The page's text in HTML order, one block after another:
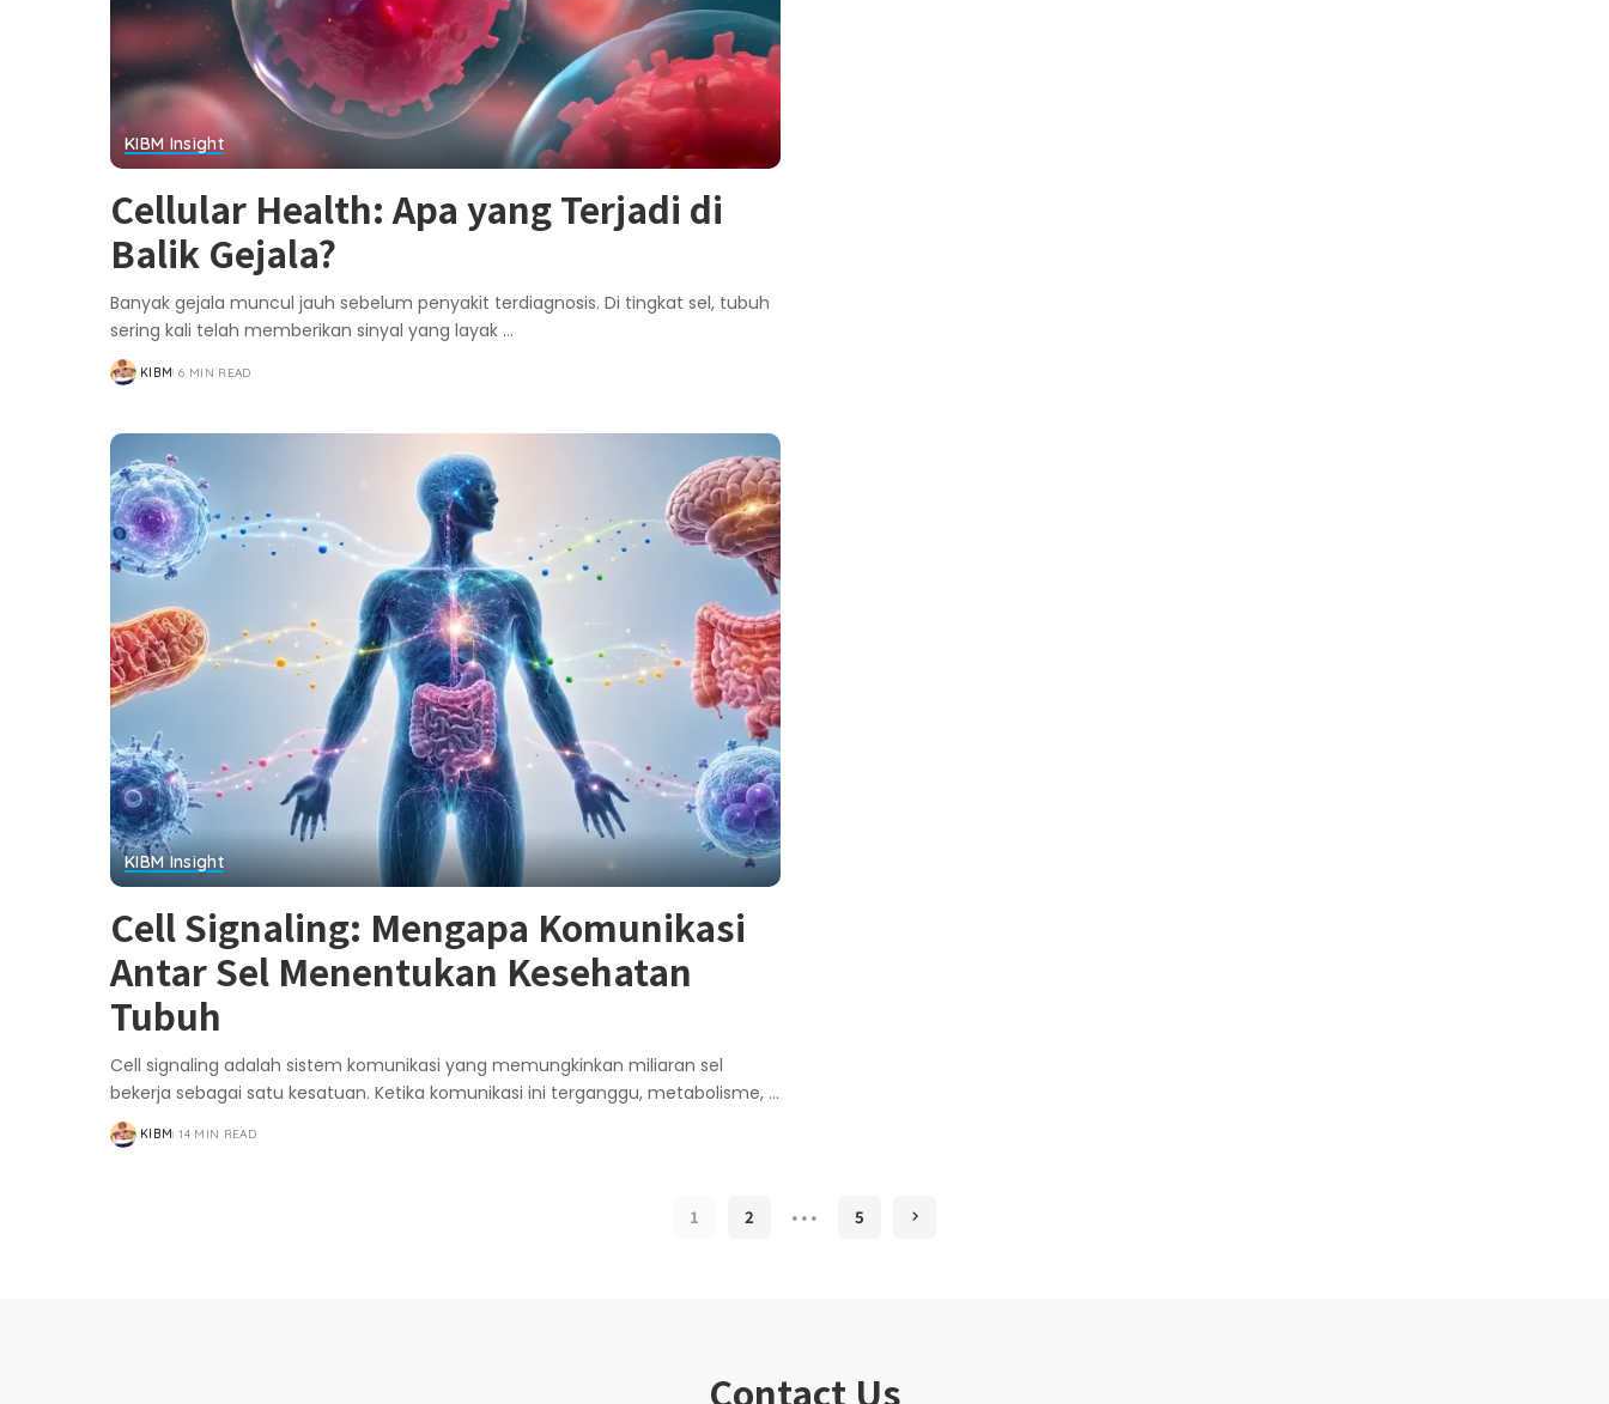
KIBM Insight
Cellular Health: Apa yang Terjadi di
Balik Gejala?
Banyak gejala muncul jauh sebelum penyakit terdiagnosis. Di tingkat sel, tubuh
sering kali telah memberikan sinyal yang layak ...
POSTED
KIBM 6 MIN READ
KIBM Insight
Cell Signaling: Mengapa Komunikasi
Antar Sel Menentukan Kesehatan
Tubuh
Cell signaling adalah sistem komunikasi yang memungkinkan miliaran sel
bekerja sebagai satu kesatuan. Ketika komunikasi ini terganggu, metabolisme, ...
POSTED
KIBM 14 MIN READ
1 2 … 5
Contact Us